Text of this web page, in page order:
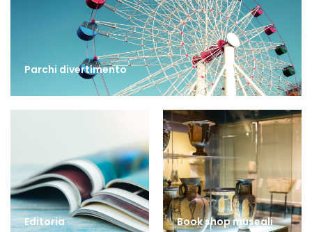
Parchi divertimento
Editoria Book shop museali